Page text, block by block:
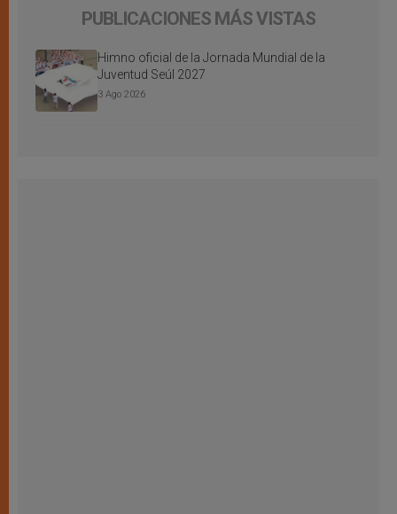
PUBLICACIONES MÁS VISTAS
Himno oficial de la Jornada Mundial de la
Juventud Seúl 2027
3 Ago 2026